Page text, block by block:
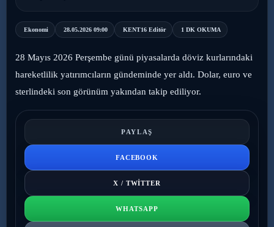
Ekonomi 28.05.2026 09:00 KENT16 Editör 1 DK OKUMA
28 Mayıs 2026 Perşembe günü piyasalarda döviz kurlarındaki
hareketlilik yatırımcıların gündeminde yer aldı. Dolar, euro ve
sterlindeki son görünüm yakından takip ediliyor.
PAYLAŞ
FACEBOOK
X / TWITTER
WHATSAPP